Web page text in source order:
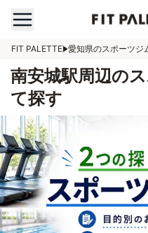
FIT PALETTE 愛知県のスポーツジ
南安城駅周辺の
て探す